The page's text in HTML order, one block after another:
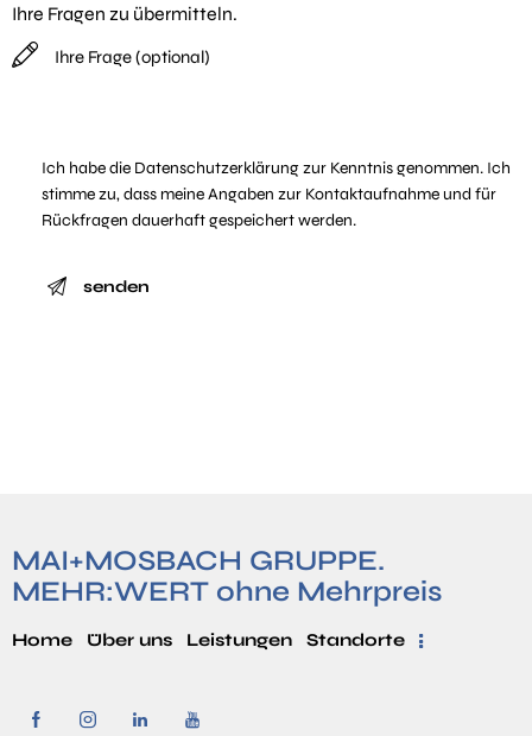
Ihre Fragen zu übermitteln.
s
f
e
Ich habe die Datenschutzerklärungzur Kenntnis genommen. Ich
stimme zu, dass meine Angaben zur Kontaktaufnahme und für
Rückfragen dauerhaft gespeichert werden.
i
v
:
MAI+MOSBACH GRUPPE.
MEHR:WERT ohne Mehrpreis
Home Über uns Leistungen Standorte